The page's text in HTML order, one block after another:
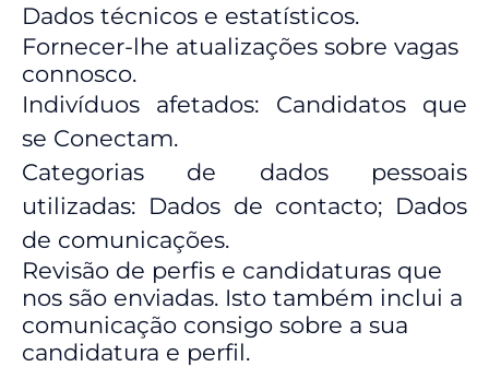
Dados técnicos e estatísticos.
Fornecer-lhe atualizações sobre vagas
connosco.
Indivíduos afetados: Candidatos que
se Conectam.
Categorias de dados pessoais
utilizadas: Dados de contacto; Dados
de comunicações.
Revisão de perfis e candidaturas que
nos são enviadas. Isto também inclui a
comunicação consigo sobre a sua
candidatura e perfil.